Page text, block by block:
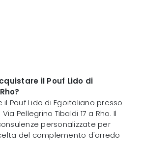
il Pouf Lido di
il Pouf Lido di Egoitaliano presso
Pellegrino Tibaldi 17 a Rho. Il
personalizzate per
del complemento d'arredo